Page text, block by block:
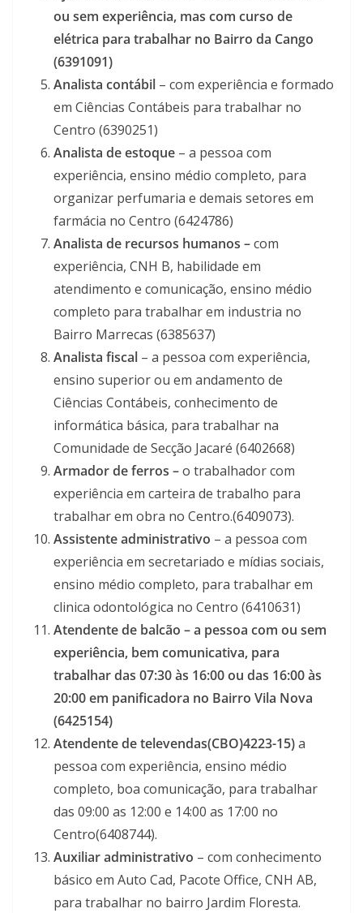
ou sem experiência, mas com curso de
elétrica para trabalhar no Bairro da Cango
(6391091)
Analista contábil – com experiência e formado
em Ciências Contábeis para trabalhar no
Centro (6390251)
Analista de estoque – a pessoa com
experiência, ensino médio completo, para
organizar perfumaria e demais setores em
farmácia no Centro (6424786)
Analista de recursos humanos –com
experiência, CNH B, habilidade em
atendimento e comunicação, ensino médio
completo para trabalhar em industria no
Bairro Marrecas (6385637)
Analista fiscal – a pessoa com experiência,
ensino superior ou em andamento de
Ciências Contábeis, conhecimento de
informática básica, para trabalhar na
Comunidade de Secção Jacaré (6402668)
Armador de ferros –o trabalhador com
experiência em carteira de trabalho para
trabalhar em obra no Centro.(6409073).
Assistente administrativo – a pessoa com
experiência em secretariado e mídias sociais,
ensino médio completo, para trabalhar em
clinica odontológica no Centro (6410631)
Atendente de balcão –a pessoa com ou sem
experiência, bem comunicativa, para
trabalhar das 07:30 às 16:00 ou das 16:00 às
20:00 em panificadora no Bairro Vila Nova
(6425154)
Atendente de televendas(CBO)4223-15)a
pessoa com experiência, ensino médio
completo, boa comunicação, para trabalhar
das 09:00 as 12:00 e 14:00 as 17:00 no
Centro(6408744).
Auxiliar administrativo – com conhecimento
básico em Auto Cad, Pacote Office, CNH AB,
para trabalhar no bairro Jardim Floresta.